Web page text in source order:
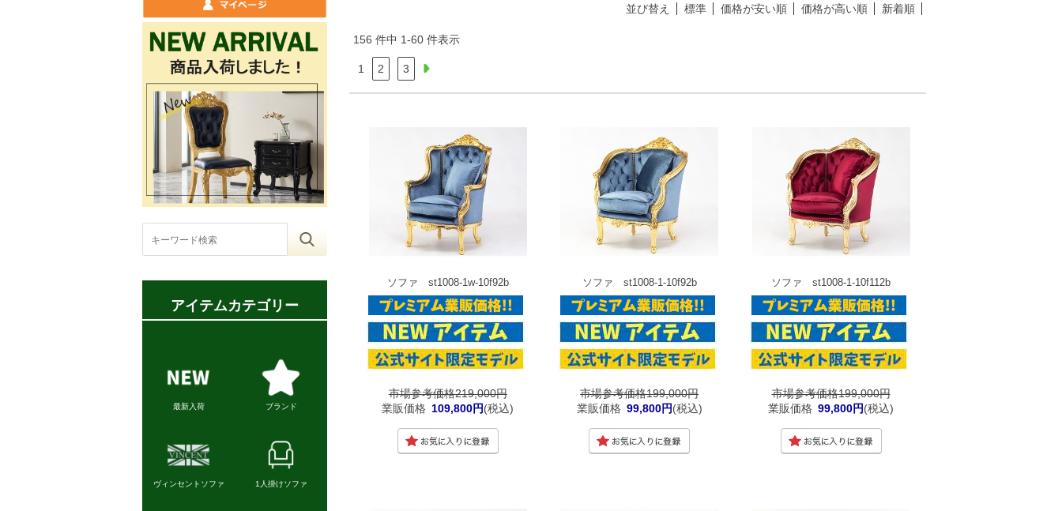
並び替え 標準 価格が安い順 価格が高い順 新着順
156 件中 1-60 件表示
1 2 3
ソファ st1008-1w-10f92b
市場参考価格219,000円
業販価格 109,800円(税込)
ソファ st1008-1-10f92b
市場参考価格199,000円
業販価格 99,800円(税込)
ソファ st1008-1-10f112b
市場参考価格199,000円
業販価格 99,800円(税込)